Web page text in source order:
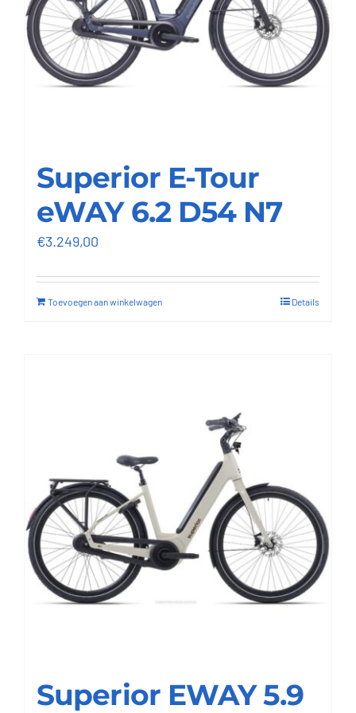
Superior E-Tour
eWAY 6.2 D54 N7
€3.249,00
Toevoegen aan winkelwagen Details
Superior EWAY 5.9